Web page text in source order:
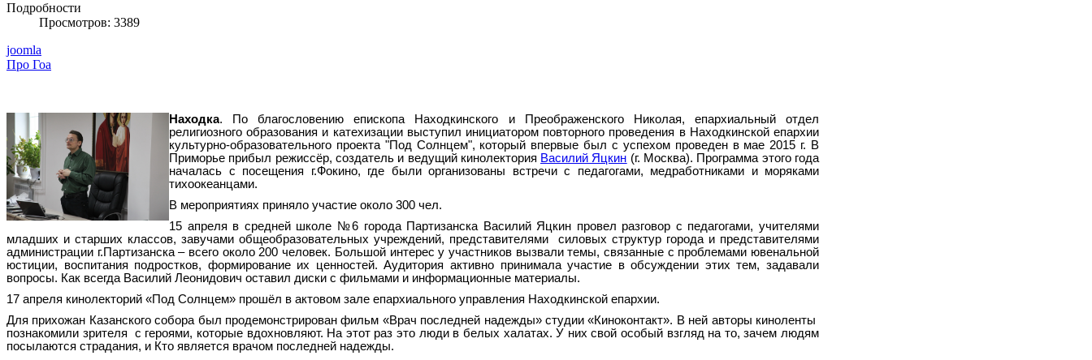
Подробности
Просмотров: 3389
joomla
Про Гоа
Находка. По благословению епископа Находкинского и Преображенского Николая, епархиальный отдел
религиозного образования и катехизации выступил инициатором повторного проведения в Находкинской епархии
культурно-образовательного проекта "Под Солнцем", который впервые был с успехом проведен в мае 2015 г. В
Приморье прибыл режиссёр, создатель и ведущий кинолектория Василий Яцкин (г. Москва). Программа этого года
началась с посещения г.Фокино, где были организованы встречи с педагогами, медработниками и моряками
тихоокеанцами.
В мероприятиях приняло участие около 300 чел.
15 апреля в средней школе №6 города Партизанска Василий Яцкин провел разговор с педагогами, учителями
младших и старших классов, завучами общеобразовательных учреждений, представителями силовых структур города и представителями
администрации г.Партизанска – всего около 200 человек. Большой интерес у участников вызвали темы, связанные с проблемами ювенальной
юстиции, воспитания подростков, формирование их ценностей. Аудитория активно принимала участие в обсуждении этих тем, задавали
вопросы. Как всегда Василий Леонидович оставил диски с фильмами и информационные материалы.
17 апреля кинолекторий «Под Солнцем» прошёл в актовом зале епархиального управления Находкинской епархии.
Для прихожан Казанского собора был продемонстрирован фильм «Врач последней надежды» студии «Киноконтакт». В ней авторы киноленты
познакомили зрителя с героями, которые вдохновляют. На этот раз это люди в белых халатах. У них свой особый взгляд на то, зачем людям
посылаются страдания, и Кто является врачом последней надежды.